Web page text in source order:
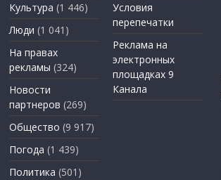
Культура (1 446)
Люди (1 041)
На правах
рекламы (324)
Новости
партнеров (269)
Общество (9 917)
Погода (1 439)
Политика (501)
Условия
перепечатки
Реклама на
электронных
площадках 9
Канала